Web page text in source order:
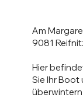
Am
9081
Hier
Sie Ihr
überwintern